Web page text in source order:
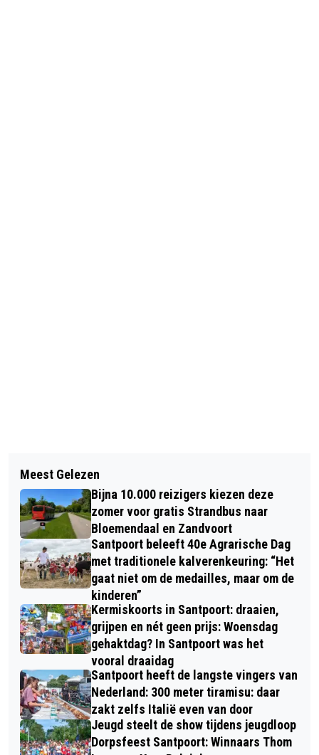
PANNA TOERNOOI MET
WERELDKAMPIOEN GROUNDMOVES
NASSER EL JACKSON OP NOVA
COLLEGE HAARLEM
ZES KONINKLIJKE
ONDERSCHEIDINGEN TIJDENS
LINTJESREGEN IN DE GEMEENTE
BLOEMENDAAL
Meest Gelezen
Bijna 10.000 reizigers kiezen deze
zomer voor gratis Strandbus naar
Bloemendaal en Zandvoort
Santpoort beleeft 40e Agrarische Dag
met traditionele kalverenkeuring: “Het
gaat niet om de medailles, maar om de
kinderen”
Kermiskoorts in Santpoort: draaien,
grijpen en nét geen prijs: Woensdag
gehaktdag? In Santpoort was het
vooral draaidag
Santpoort heeft de langste vingers van
Nederland: 300 meter tiramisu: daar
zakt zelfs Italië even van door
Jeugd steelt de show tijdens jeugdloop
Dorpsfeest Santpoort: Winnaars Thom